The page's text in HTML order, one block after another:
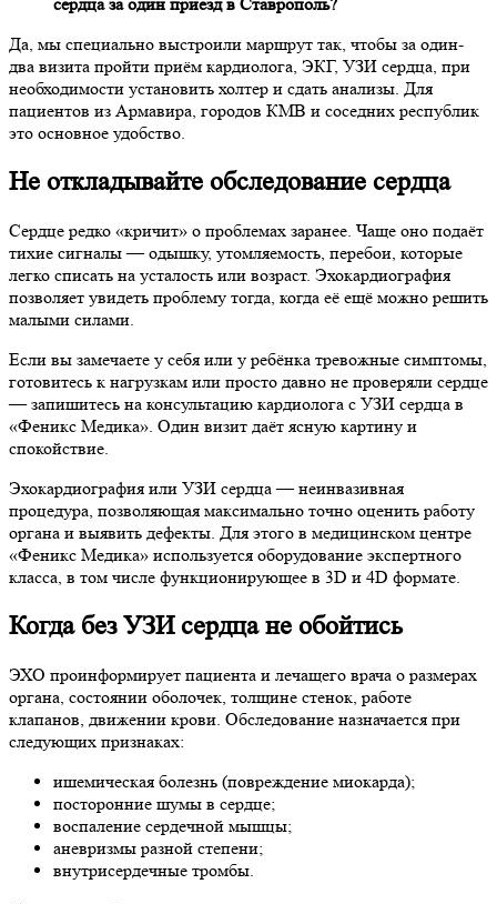
сердца за один приезд в Ставрополь?
Да, мы специально выстроили маршрут так, чтобы за один-
два визита пройти приём кардиолога, ЭКГ, УЗИ сердца, при
необходимости установить холтер и сдать анализы. Для
пациентов из Армавира, городов КМВ и соседних республик
это основное удобство.
Не откладывайте обследование сердца
Сердце редко «кричит» о проблемах заранее. Чаще оно подаёт
тихие сигналы — одышку, утомляемость, перебои, которые
легко списать на усталость или возраст. Эхокардиография
позволяет увидеть проблему тогда, когда её ещё можно решить
малыми силами.
Если вы замечаете у себя или у ребёнка тревожные симптомы,
готовитесь к нагрузкам или просто давно не проверяли сердце
— запишитесь на консультацию кардиолога с УЗИ сердца в
«Феникс Медика». Один визит даёт ясную картину и
спокойствие.
Эхокардиография или УЗИ сердца — неинвазивная
процедура, позволяющая максимально точно оценить работу
органа и выявить дефекты. Для этого в медицинском центре
«Феникс Медика» используется оборудование экспертного
класса, в том числе функционирующее в 3D и 4D формате.
Когда без УЗИ сердца не обойтись
ЭХО проинформирует пациента и лечащего врача о размерах
органа, состоянии оболочек, толщине стенок, работе
клапанов, движении крови. Обследование назначается при
следующих признаках:
ишемическая болезнь (повреждение миокарда);
посторонние шумы в сердце;
воспаление сердечной мышцы;
аневризмы разной степени;
внутрисердечные тромбы.